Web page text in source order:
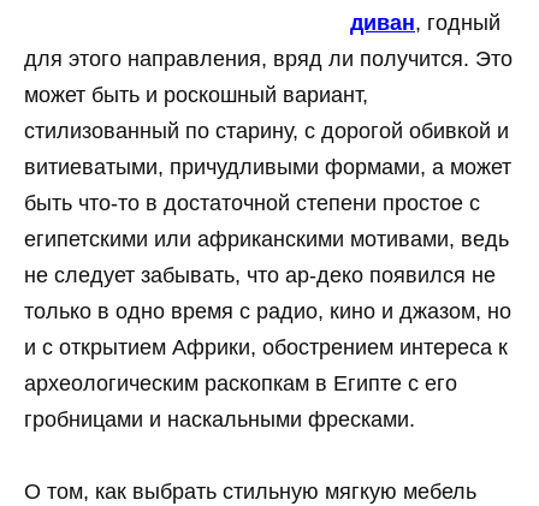
диван, годный
для этого направления, вряд ли получится. Это
может быть и роскошный вариант,
стилизованный по старину, с дорогой обивкой и
витиеватыми, причудливыми формами, а может
быть что-то в достаточной степени простое с
египетскими или африканскими мотивами, ведь
не следует забывать, что ар-деко появился не
только в одно время с радио, кино и джазом, но
и с открытием Африки, обострением интереса к
археологическим раскопкам в Египте с его
гробницами и наскальными фресками.
О том, как выбрать стильную мягкую мебель